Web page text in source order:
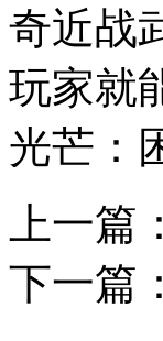
奇近战
玩家就
光芒：
上一篇：
下一篇：